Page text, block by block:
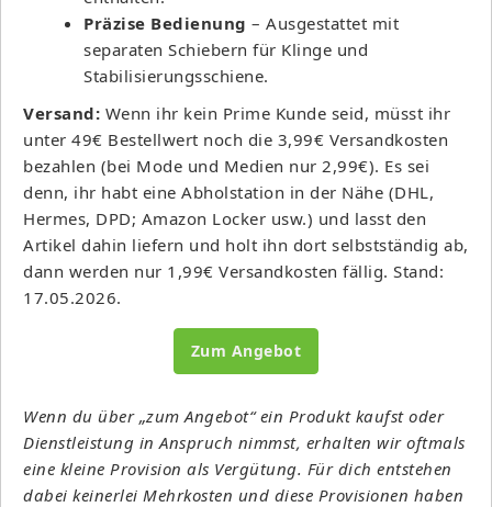
Präzise Bedienung – Ausgestattet mit
separaten Schiebern für Klinge und
Stabilisierungsschiene.
Versand: Wenn ihr kein Prime Kunde seid, müsst ihr
unter 49€ Bestellwert noch die 3,99€ Versandkosten
bezahlen (bei Mode und Medien nur 2,99€). Es sei
denn, ihr habt eine Abholstation in der Nähe (DHL,
Hermes, DPD; Amazon Locker usw.) und lasst den
Artikel dahin liefern und holt ihn dort selbstständig ab,
dann werden nur 1,99€ Versandkosten fällig. Stand:
17.05.2026.
Zum Angebot
Wenn du über „zum Angebot“ ein Produkt kaufst oder
Dienstleistung in Anspruch nimmst, erhalten wir oftmals
eine kleine Provision als Vergütung. Für dich entstehen
dabei keinerlei Mehrkosten und diese Provisionen haben